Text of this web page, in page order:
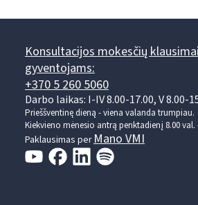
Konsultacijos mokesčių
gyventojams:
+370 5 260 5060
Darbo laikas: I-IV 8.00-17.00, V 8.00-
Prieššventinę dieną - viena valanda trumpiau.
Kiekvieno mėnesio antrą penktadienį 8.00 val.
Paklausimas perMano VMI